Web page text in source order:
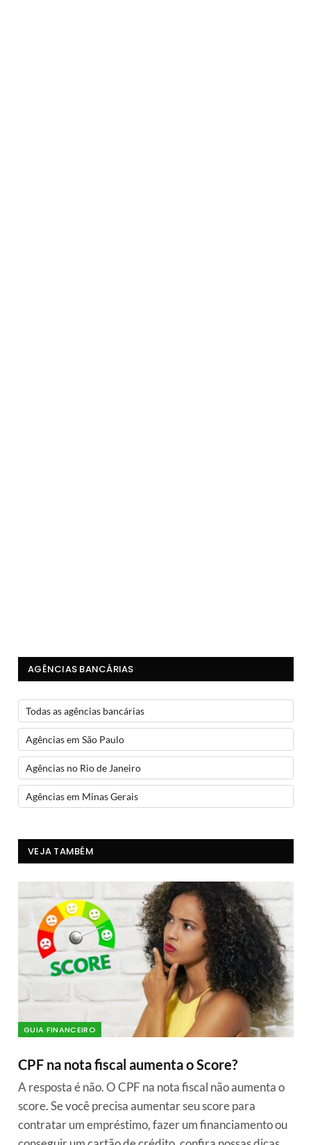
AGÊNCIAS BANCÁRIAS
Todas as agências bancárias
Agências em São Paulo
Agências no Rio de Janeiro
Agências em Minas Gerais
VEJA TAMBÉM
GUIA FINANCEIRO
CPF na nota fiscal aumenta o Score?
A resposta é não. O CPF na nota fiscal não aumenta o
score. Se você precisa aumentar seu score para
contratar um empréstimo, fazer um financiamento ou